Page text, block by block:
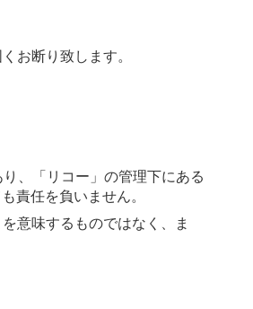
お断り致します。
、「リコー」の管理下にある
責任を負いません。
意味するものではなく、ま